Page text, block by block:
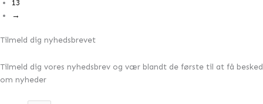
13
→
Tilmeld dig nyhedsbrevet
Tilmeld dig vores nyhedsbrev og vær blandt de første til at få besked
om nyheder